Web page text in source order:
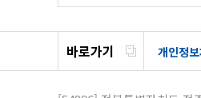
바로가기 개인정